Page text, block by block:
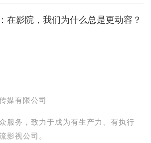
在影院，我们为什么总是更动容？
媒有限公司
服务，致力于成为有生产力、有执行
影视公司。